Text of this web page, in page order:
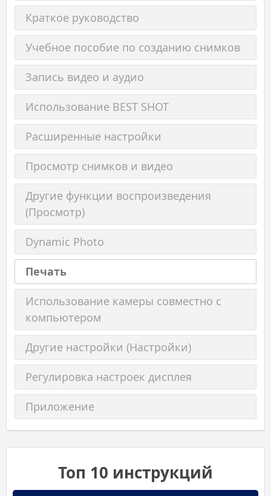
Краткое руководство
Учебное пособие по созданию снимков
Запись видео и аудио
Использование BEST SHOT
Расширенные настройки
Просмотр снимков и видео
Другие функции воспроизведения
(Просмотр)
Dynamic Photo
Печать
Использование камеры совместно с
компьютером
Другие настройки (Настройки)
Регулировка настроек дисплея
Приложение
Топ 10 инструкций